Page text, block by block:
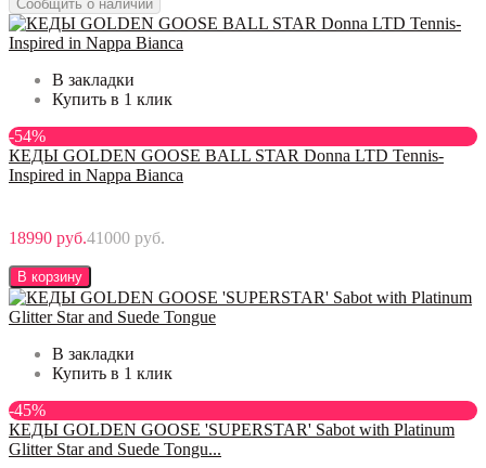
Сообщить о наличии
В закладки
Купить в 1 клик
-54%
КЕДЫ GOLDEN GOOSE BALL STAR Donna LTD Tennis-
Inspired in Nappa Bianca
18990 руб.41000 руб.
В корзину
В закладки
Купить в 1 клик
-45%
КЕДЫ GOLDEN GOOSE 'SUPERSTAR' Sabot with Platinum
Glitter Star and Suede Tongu...